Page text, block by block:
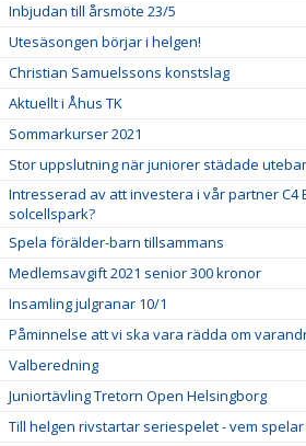
Inbjudan till årsmöte 23/5
Utesäsongen börjar i helgen!
Christian Samuelssons konstslag
Aktuellt i Åhus TK
Sommarkurser 2021
Stor uppslutning när juniorer städade
Intresserad av att investera i vår partner C4
solcellspark?
Spela förälder-barn tillsammans
Medlemsavgift 2021 senior 300 kronor
Insamling julgranar 10/1
Påminnelse att vi ska vara rädda om
Valberedning
Juniortävling Tretorn Open Helsingborg
Till helgen rivstartar seriespelet - vem spelar